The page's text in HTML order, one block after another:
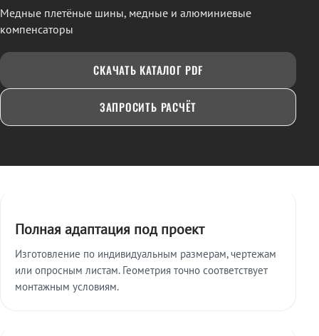
Медные плетёные шины, медные и алюминиевые
компенсаторы
СКАЧАТЬ КАТАЛОГ PDF
ЗАПРОСИТЬ РАСЧЁТ
Полная адаптация под проект
Изготовление по индивидуальным размерам, чертежам
или опросным листам. Геометрия точно соответствует
монтажным условиям.